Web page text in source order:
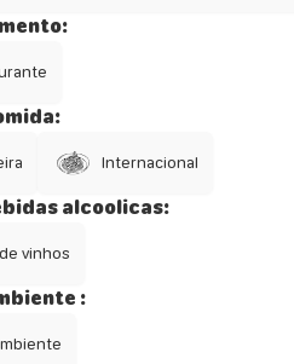
Internacional
alcoolicas:
vinhos
: